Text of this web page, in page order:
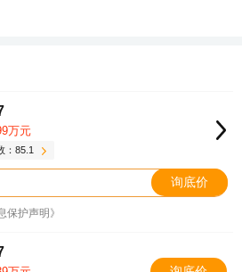
万元
：85.1
询底价
保护声明》